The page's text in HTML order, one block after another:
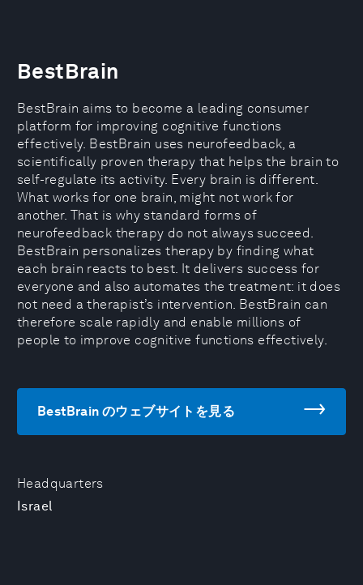
Headquarters
Israel
BestBrain
BestBrain aims to become a leading consumer
platform for improving cognitive functions
effectively. BestBrain uses neurofeedback, a
scientifically proven therapy that helps the brain to
self-regulate its activity. Every brain is different.
What works for one brain, might not work for
another. That is why standard forms of
neurofeedback therapy do not always succeed.
BestBrain personalizes therapy by finding what
each brain reacts to best. It delivers success for
everyone and also automates the treatment: it does
not need a therapist’s intervention. BestBrain can
therefore scale rapidly and enable millions of
people to improve cognitive functions effectively.
BestBrain のウェブサイトを見る